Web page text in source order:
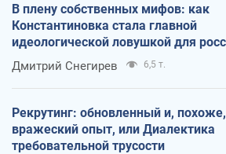
В плену собственных мифов: как
Константиновка стала главной
идеологической ловушкой для
оккупантов
Дмитрий Снегирев 6,5 т.
Рекрутинг: обновленный и,
вражеский опыт, или Диалектика
требовательной трусости